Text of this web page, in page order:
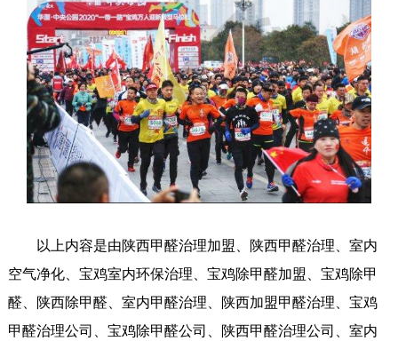
以上内容是由陕西甲醛治理加盟、陕西甲醛治理、室内
空气净化、宝鸡室内环保治理、宝鸡除甲醛加盟、宝鸡除甲
醛、陕西除甲醛、室内甲醛治理、陕西加盟甲醛治理、宝鸡
甲醛治理公司、宝鸡除甲醛公司、陕西甲醛治理公司、室内